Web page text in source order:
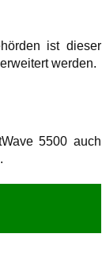
ist dieser
werden.
5500 auch